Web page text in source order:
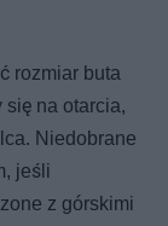
rozmiar buta
na otarcia,
Niedobrane
jeśli
z górskimi